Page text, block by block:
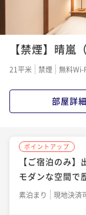
ポイントアップ
【フレンチコー
食付き＞現地決済可
ポイントアップ
【ファミリープ
で楽しむ出雲
ポイントアップ
【早割60・2食
雲を堪能する古
ポイントアップ
【早割30・2食
雲を堪能する古
【禁煙】晴嵐
21平米 禁煙 無料Wi-
部屋詳細
ポイントアップ
【ご宿泊のみ
モダンな空間で
素泊まり 現地決済